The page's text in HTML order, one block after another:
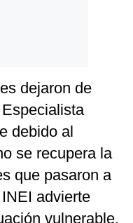
dejaron de
debido al
se recupera la
que pasaron a
advierte
vulnerable.